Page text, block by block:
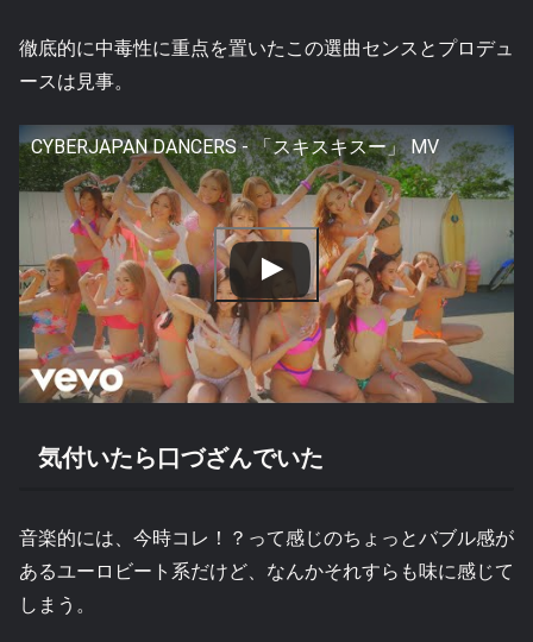
徹底的に中毒性に重点を置いたこの選曲センスとプロデュ
ースは見事。
CYBERJAPAN DANCERS - 「スキスキスー」 MV
気付いたら口づざんでいた
音楽的には、今時コレ！？って感じのちょっとバブル感が
あるユーロビート系だけど、なんかそれすらも味に感じて
しまう。